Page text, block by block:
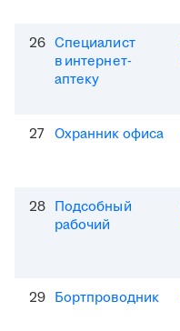
26 Специалист
в интернет-
аптеку
27 Охранник офиса
28 Подсобный
рабочий
29 Бортпроводник